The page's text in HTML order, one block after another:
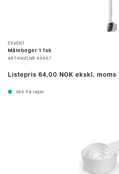
EXXENT
Målebeger 1 tsk
ARTIKKELNR 65657
Listepris 64,00 NOK ekskl. moms
265 På lager